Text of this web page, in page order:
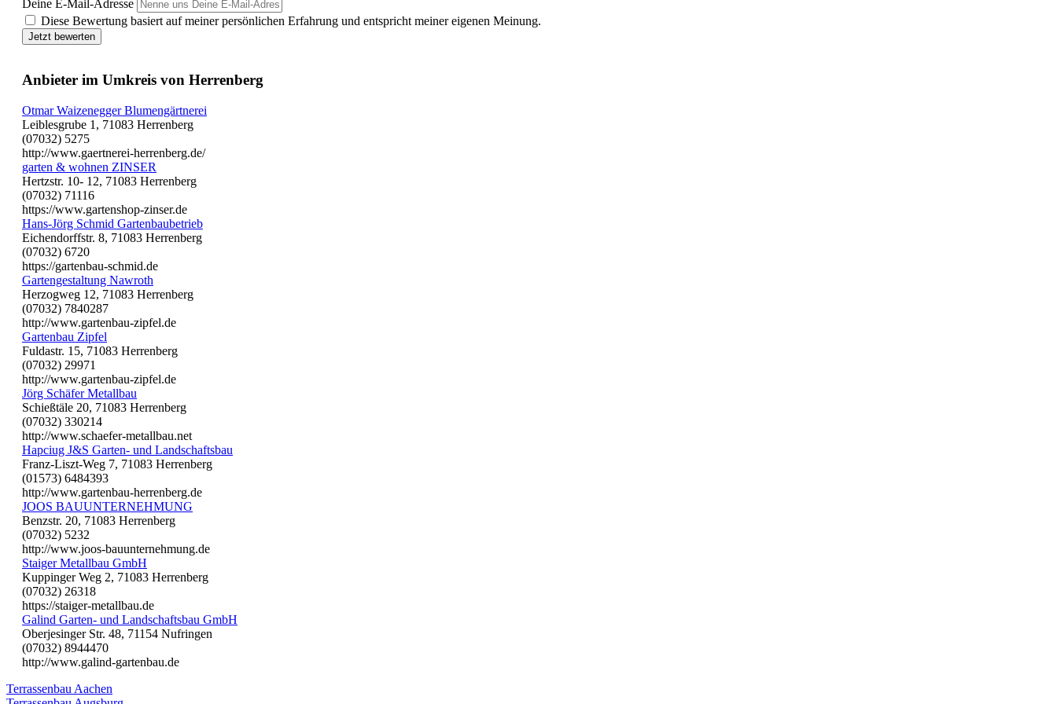
Deine E-Mail-Adresse
Diese Bewertung basiert auf meiner persönlichen Erfahrung und entspricht meiner eigenen Meinung.
Jetzt bewerten
Anbieter im Umkreis von Herrenberg
Otmar Waizenegger Blumengärtnerei
Leiblesgrube 1, 71083 Herrenberg
(07032) 5275
http://www.gaertnerei-herrenberg.de/
garten & wohnen ZINSER
Hertzstr. 10- 12, 71083 Herrenberg
(07032) 71116
https://www.gartenshop-zinser.de
Hans-Jörg Schmid Gartenbaubetrieb
Eichendorffstr. 8, 71083 Herrenberg
(07032) 6720
https://gartenbau-schmid.de
Gartengestaltung Nawroth
Herzogweg 12, 71083 Herrenberg
(07032) 7840287
http://www.gartenbau-zipfel.de
Gartenbau Zipfel
Fuldastr. 15, 71083 Herrenberg
(07032) 29971
http://www.gartenbau-zipfel.de
Jörg Schäfer Metallbau
Schießtäle 20, 71083 Herrenberg
(07032) 330214
http://www.schaefer-metallbau.net
Hapciug J&S Garten- und Landschaftsbau
Franz-Liszt-Weg 7, 71083 Herrenberg
(01573) 6484393
http://www.gartenbau-herrenberg.de
JOOS BAUUNTERNEHMUNG
Benzstr. 20, 71083 Herrenberg
(07032) 5232
http://www.joos-bauunternehmung.de
Staiger Metallbau GmbH
Kuppinger Weg 2, 71083 Herrenberg
(07032) 26318
https://staiger-metallbau.de
Galind Garten- und Landschaftsbau GmbH
Oberjesinger Str. 48, 71154 Nufringen
(07032) 8944470
http://www.galind-gartenbau.de
Terrassenbau Aachen